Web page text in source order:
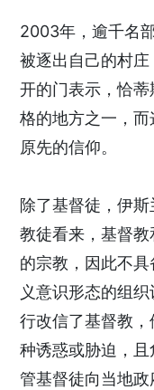
2003年，逾千名
被逐出自己的村
开的门表示，恰
格的地方之一，
原先的信仰。
除了基督徒，伊
教徒看来，基督
的宗教，因此不
义意识形态的组
行改信了基督教
种诱惑或胁迫，
管基督徒向当地